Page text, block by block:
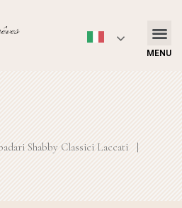
MENU
Shabby Classici Laccati
|